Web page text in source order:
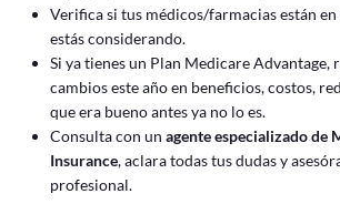
Verifica si tus médicos/farmacias están
estás considerando.
Si ya tienes un Plan Medicare Advantage,
cambios este año en beneficios, costos,
que era bueno antes ya no lo es.
Consulta con un agente especializado de
Insurance, aclara todas tus dudas y
profesional.